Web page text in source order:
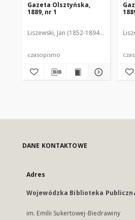
Gazeta Olsztyńska,
1889, nr 1
Liszewski, Jan (1852-1894). Red.
czasopismo
DANE KONTAKTOWE
Adres
Wojewódzka Biblioteka
im. Emilii Sukertowej-Biedrawiny